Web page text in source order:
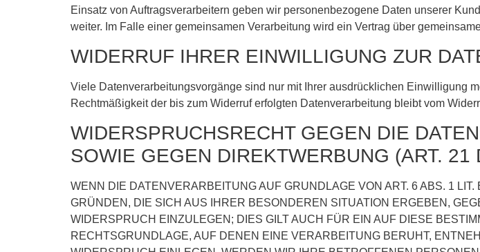
Einsatz von Auftragsverarbeitern geben wir personenbezogene Daten unserer
weiter. Im Falle einer gemeinsamen Verarbeitung wird ein Vertrag über
WIDERRUF IHRER EINWILLIGUNG ZUR
Viele Datenverarbeitungsvorgänge sind nur mit Ihrer ausdrücklichen Einwilligung
Rechtmäßigkeit der bis zum Widerruf erfolgten Datenverarbeitung bleibt vom
WIDERSPRUCHSRECHT GEGEN DIE
SOWIE GEGEN DIREKTWERBUNG (ART. 21
WENN DIE DATENVERARBEITUNG AUF GRUNDLAGE VON ART. 6 ABS. 1
GRÜNDEN, DIE SICH AUS IHRER BESONDEREN SITUATION ERGEBEN,
WIDERSPRUCH EINZULEGEN; DIES GILT AUCH FÜR EIN AUF DIESE
RECHTSGRUNDLAGE, AUF DENEN EINE VERARBEITUNG BERUHT,